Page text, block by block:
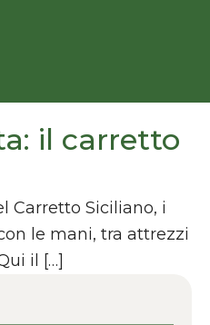
il carretto
Carretto Siciliano, i
le mani, tra attrezzi
il […]